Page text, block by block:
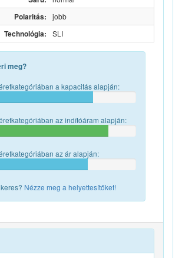
Polaritás: jobb
Technológia: SLI
meg?
a kapacitás alapján:
az indítóáram alapján:
az ár alapján:
Nézze meg a helyettesítőket!